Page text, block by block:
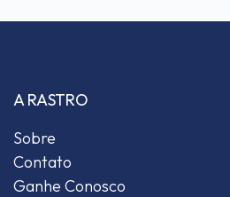
A RASTRO
Sobre
Contato
Ganhe Conosco